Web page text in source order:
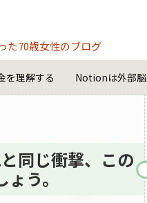
た70歳女性のブログ
を理解する Notionは外部脳
同じ衝撃、この
う。